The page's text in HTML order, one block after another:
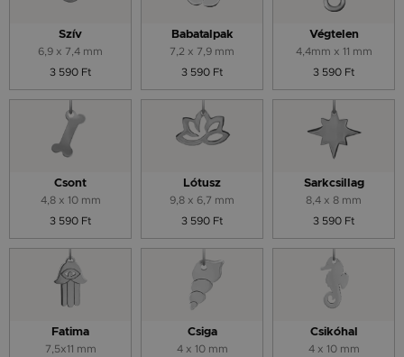
Szív
6,9 x 7,4 mm
3 590 Ft
Babatalpak
7,2 x 7,9 mm
3 590 Ft
Végtelen
4,4mm x 11 mm
3 590 Ft
Csont
4,8 x 10 mm
3 590 Ft
Lótusz
9,8 x 6,7 mm
3 590 Ft
Sarkcsillag
8,4 x 8 mm
3 590 Ft
Fatima
7,5x11 mm
Csiga
4 x 10 mm
Csikóhal
4 x 10 mm